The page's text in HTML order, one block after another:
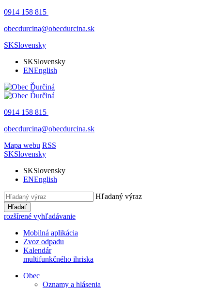
0914 158 815
obecdurcina@obecdurcina.sk
SKSlovensky
SKSlovensky
ENEnglish
0914 158 815
obecdurcina@obecdurcina.sk
Mapa webu RSS
SKSlovensky
SKSlovensky
ENEnglish
Hľadaný výraz
Hľadať
rozšírené vyhľadávanie
Mobilná aplikácia
Zvoz odpadu
Kalendár
multifunkčného ihriska
Obec
Oznamy a hlásenia